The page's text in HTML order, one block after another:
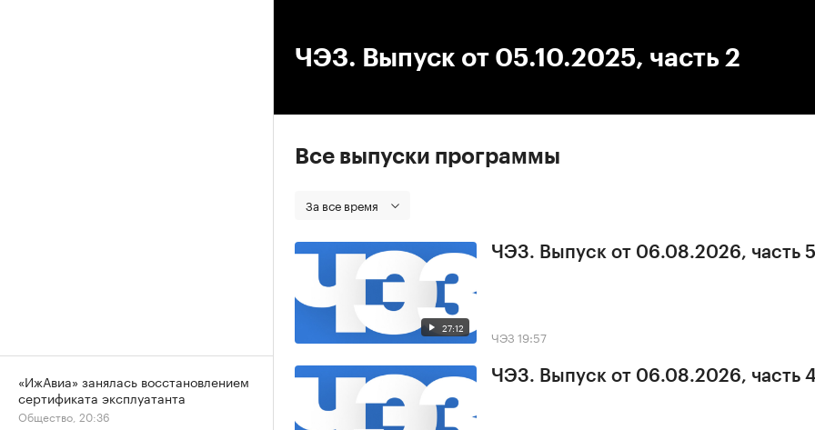
ЧЭЗ. Выпуск от 05.10.2025, часть 2
Все выпуски программы
За все время
27:12
ЧЭЗ. Выпуск от 06.08.2026, часть 5
ЧЭЗ 19:57
ЧЭЗ. Выпуск от 06.08.2026, часть
«ИжАвиа» занялась восстановлением
сертификата эксплуатанта
Общество, 20:36